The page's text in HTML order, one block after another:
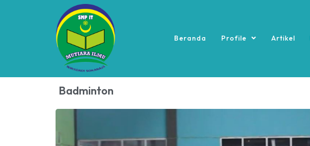
Beranda Profile Artikel
Badminton
Pengumuman